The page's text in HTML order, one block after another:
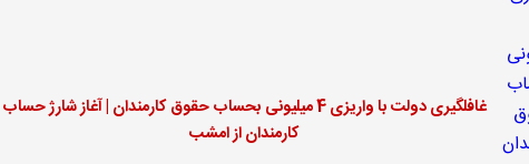
غافلگیری دولت با واریزی 4 میلیونی بحساب حقوق کارمندان | آغاز شارژ حساب
کارمندان از امشب